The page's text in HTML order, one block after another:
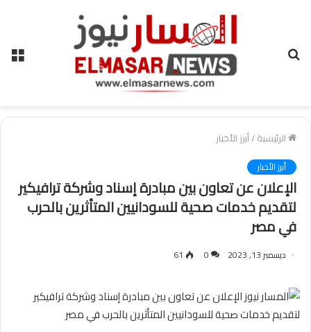
الرئيسية/أبرز الأخبار
أبرز الأخبار
الإعلان عن تعاون بين مبادرة إسناد وشركة ترافيكير
لتقديم خدمات صحية للسودانيين المتأثرين بالحرب
في مصر
ديسمبر 13, 2023 0
61